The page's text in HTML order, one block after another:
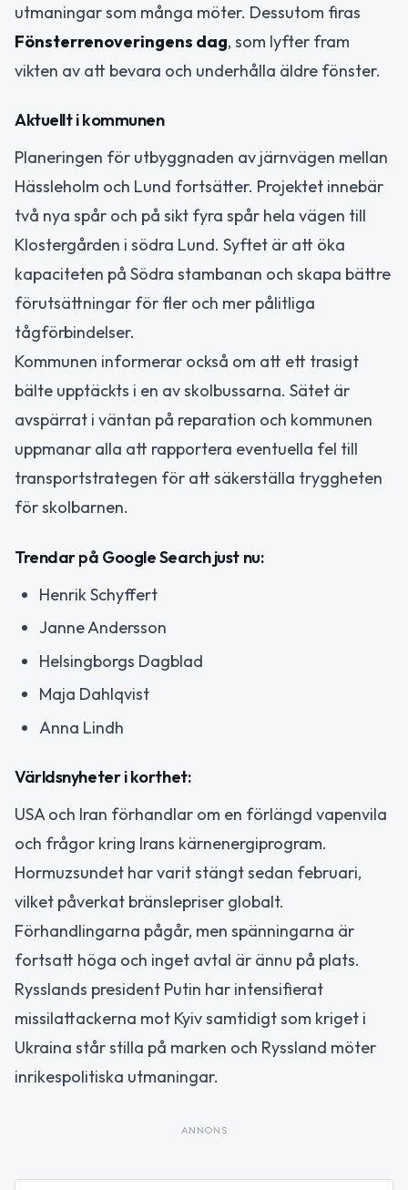
utmaningar som många möter. Dessutom firas
Fönsterrenoveringens dag, som lyfter fram
vikten av att bevara och underhålla äldre fönster.
Aktuellt i kommunen
Planeringen för utbyggnaden av järnvägen mellan
Hässleholm och Lund fortsätter. Projektet innebär
två nya spår och på sikt fyra spår hela vägen till
Klostergården i södra Lund. Syftet är att öka
kapaciteten på Södra stambanan och skapa bättre
förutsättningar för fler och mer pålitliga
tågförbindelser.
Kommunen informerar också om att ett trasigt
bälte upptäckts i en av skolbussarna. Sätet är
avspärrat i väntan på reparation och kommunen
uppmanar alla att rapportera eventuella fel till
transportstrategen för att säkerställa tryggheten
för skolbarnen.
Trendar på Google Search just nu:
Henrik Schyffert
Janne Andersson
Helsingborgs Dagblad
Maja Dahlqvist
Anna Lindh
Världsnyheter i korthet:
USA och Iran förhandlar om en förlängd vapenvila
och frågor kring Irans kärnenergiprogram.
Hormuzsundet har varit stängt sedan februari,
vilket påverkat bränslepriser globalt.
Förhandlingarna pågår, men spänningarna är
fortsatt höga och inget avtal är ännu på plats.
Rysslands president Putin har intensifierat
missilattackerna mot Kyiv samtidigt som kriget i
Ukraina står stilla på marken och Ryssland möter
inrikespolitiska utmaningar.
ANNONS